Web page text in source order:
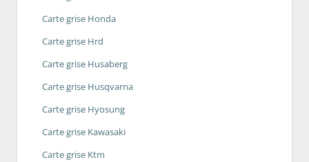
Carte grise Honda
Carte grise Hrd
Carte grise Husaberg
Carte grise Husqvarna
Carte grise Hyosung
Carte grise Kawasaki
Carte grise Ktm